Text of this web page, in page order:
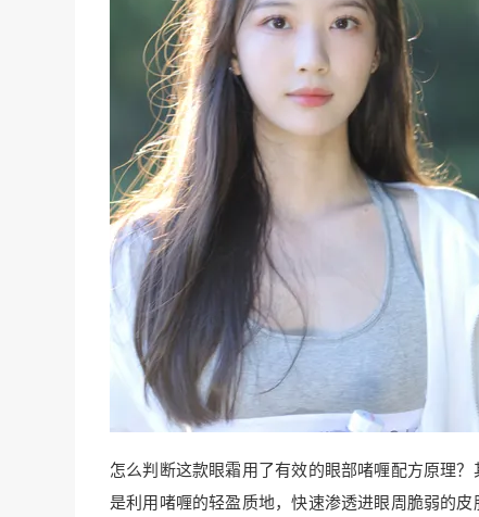
怎么判断这款眼霜用了有效的眼部啫喱配方原理
是利用啫喱的轻盈质地，快速渗透进眼周脆弱的